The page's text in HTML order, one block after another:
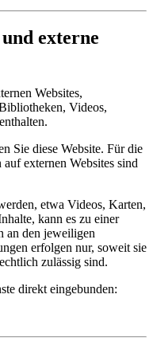
externe
Websites,
Videos,
Sie diese Website. Für die
externen Websites sind
etwa Videos, Karten,
kann es zu einer
an den jeweiligen
erfolgen nur, soweit sie
zulässig sind.
direkt eingebunden: